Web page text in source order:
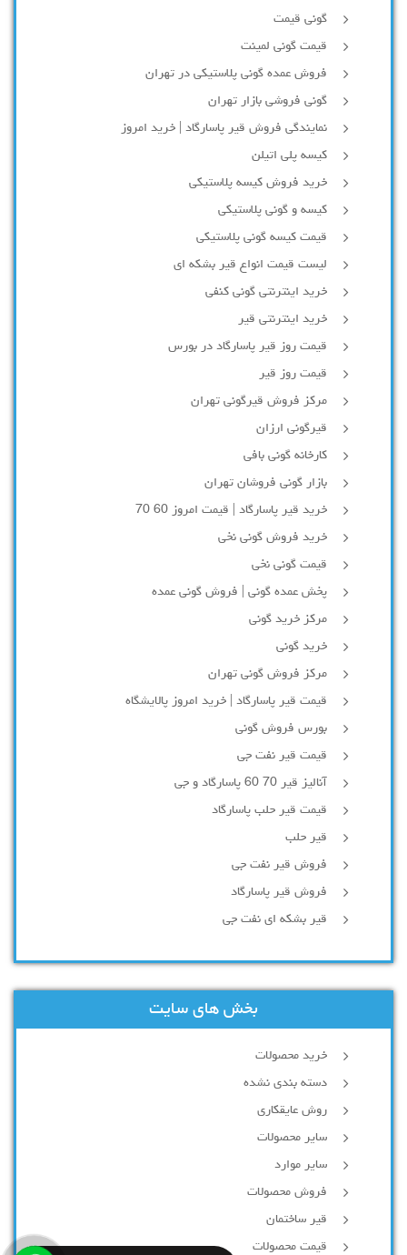
گونی قیمت
قیمت گونی لمینت
فروش عمده گونی پلاستیکی در تهران
گونی فروشی بازار تهران
نمایندگی فروش قیر پاسارگاد | خرید امروز
کیسه پلی اتیلن
خرید فروش کیسه پلاستیکی
کیسه و گونی پلاستیکی
قیمت کیسه گونی پلاستیکی
لیست قیمت انواع قیر بشکه ای
خرید اینترنتی گونی کنفی
خرید اینترنتی قیر
قیمت روز قیر پاسارگاد در بورس
قیمت روز قیر
مرکز فروش قیرگونی تهران
قیرگونی ارزان
کارخانه گونی بافی
بازار گونی فروشان تهران
خرید قیر پاسارگاد | قیمت امروز 60 70
خرید فروش گونی نخی
قیمت گونی نخی
پخش عمده گونی | فروش گونی عمده
مرکز خرید گونی
خرید گونی
مرکز فروش گونی تهران
قیمت قیر پاسارگاد | خرید امروز پالایشگاه
بورس فروش گونی
قیمت قیر نفت جی
آنالیز قیر 70 60 پاسارگاد و جی
قیمت قیر حلب پاسارگاد
قیر حلب
فروش قیر نفت جی
فروش قیر پاسارگاد
قیر بشکه ای نفت جی
بخش های سایت
خرید محصولات
دسته بندی نشده
روش عایقکاری
سایر محصولات
سایر موارد
فروش محصولات
قیر ساختمان
قیمت محصولات